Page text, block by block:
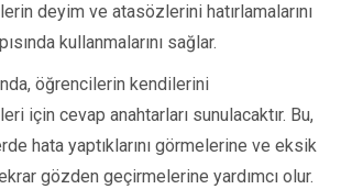
deyim ve atasözlerini hatırlamalarını
kullanmalarını sağlar.
öğrencilerin kendilerini
için cevap anahtarları sunulacaktır. Bu,
hata yaptıklarını görmelerine ve eksik
gözden geçirmelerine yardımcı olur.